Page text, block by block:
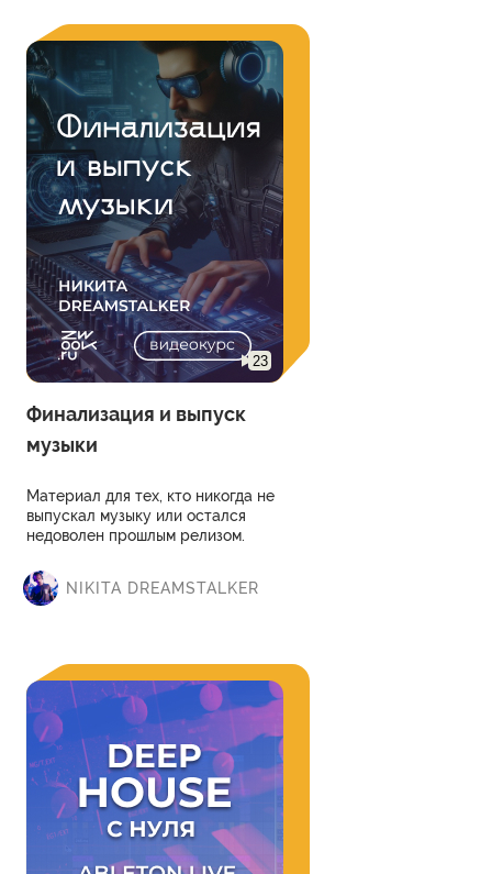
23
Финализация и выпуск
музыки
Материал для тех, кто никогда не
выпускал музыку или остался
недоволен прошлым релизом.
NIKITA DREAMSTALKER